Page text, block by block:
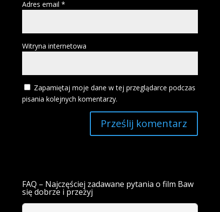
Adres email *
Witryna internetowa
Zapamiętaj moje dane w tej przeglądarce podczas
pisania kolejnych komentarzy.
FAQ – Najczęściej zadawane pytania o film Baw
się dobrze i przeżyj